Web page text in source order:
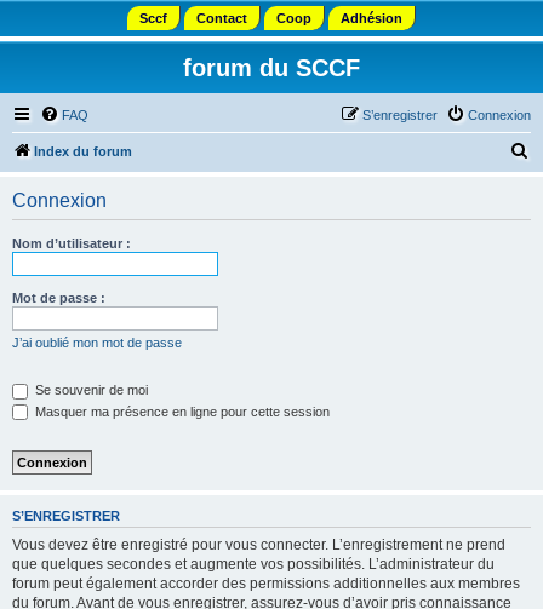
Sccf Contact Coop Adhésion
forum du SCCF
FAQ Connexion
S’enregistrer
Index du forum
Connexion
Nom d’utilisateur :
Mot de passe :
J’ai oublié mon mot de passe
Se souvenir de moi
Masquer ma présence en ligne pour cette session
S’ENREGISTRER
Vous devez être enregistré pour vous connecter. L’enregistrement ne prend
que quelques secondes et augmente vos possibilités. L’administrateur du
forum peut également accorder des permissions additionnelles aux membres
du forum. Avant de vous enregistrer, assurez-vous d’avoir pris connaissance